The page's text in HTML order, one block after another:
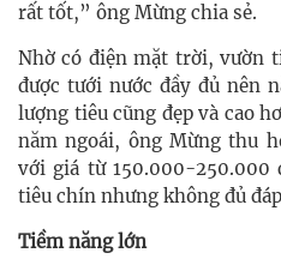
rất tốt,” ông Mừng chia sẻ.
Nhờ có điện mặt trời, vườn
được tưới nước đầy đủ nên
lượng tiêu cũng đẹp và cao
năm ngoái, ông Mừng thu
với giá từ 150.000-250.000
tiêu chín nhưng không đủ
Tiềm năng lớn